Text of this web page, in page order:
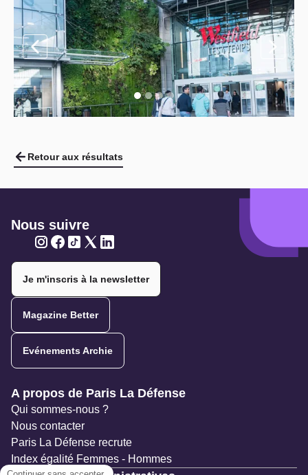
Retour aux résultats
Nous suivre
Je m'inscris à la newsletter
Magazine Better
Evénements Archie
Navigation secondaire
A propos de Paris La Défense
Qui sommes-nous ?
Nous contacter
Paris La Défense recrute
Index égalité Femmes - Hommes